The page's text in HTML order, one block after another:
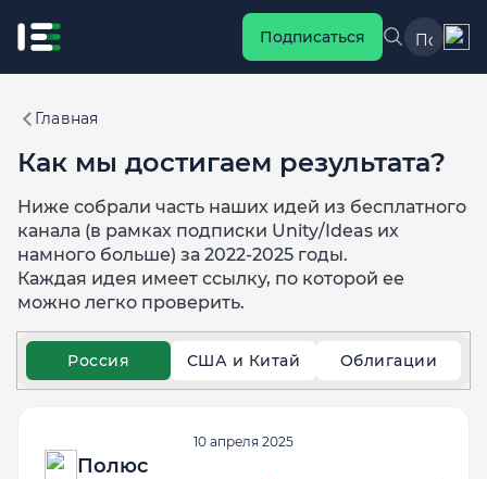
Подписаться
Главная
Как мы достигаем результата?
Ниже собрали часть наших идей из бесплатного
канала (в рамках подписки Unity/Ideas их
намного больше) за 2022-2025 годы.
Каждая идея имеет ссылку, по которой ее
можно легко проверить.
Россия США и Китай Облигации
10 апреля 2025
Полюс